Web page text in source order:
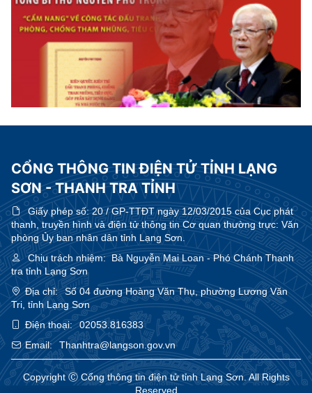
CỔNG THÔNG TIN ĐIỆN TỬ TỈNH LẠNG
SƠN - THANH TRA TỈNH
Giấy phép số:20 / GP-TTĐT ngày 12/03/2015 của Cục phát
thanh, truyền hình và điện tử thông tin Cơ quan thường trực: Văn
phòng Ủy ban nhân dân tỉnh Lạng Sơn.
Chịu trách nhiệm:Bà Nguyễn Mai Loan - Phó Chánh Thanh
tra tỉnh Lạng Sơn
Địa chỉ:
Số 04 đường Hoàng Văn Thụ, phường Lương Văn
Tri, tỉnh Lạng Sơn
Điện thoại:
02053.816383
Email:
Thanhtra@langson.gov.vn
Copyright Ⓒ Cổng thông tin điện tử tỉnh Lạng Sơn. All Rights
Reserved